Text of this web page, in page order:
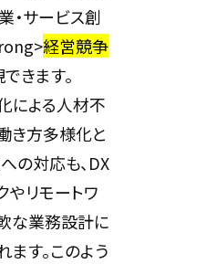
・サービス創
経営競争
きます。
による人材不
き方多様化と
の対応も、DX
やリモートワ
な業務設計に
ます。このよう